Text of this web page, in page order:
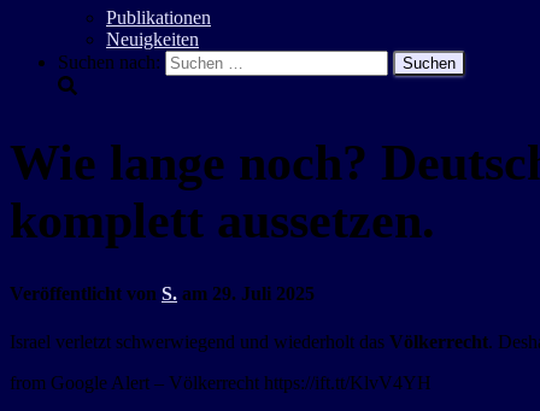
Publikationen
Neuigkeiten
Suchen nach:
Wie lange noch?
komplett aussetzen.
Veröffentlicht von S. am 29. Juli 2025
Israel verletzt schwerwiegend und wiederholt das Völkerrecht.
from Google Alert – Völkerrecht https://ift.tt/KlvV4YH